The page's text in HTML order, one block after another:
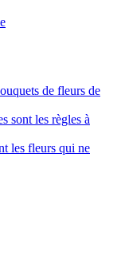
de fleurs de
sont les règles à
les fleurs qui ne